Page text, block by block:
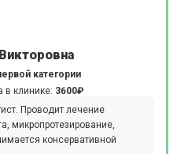
категории
в клинике: 3600₽
Проводит лечение
микропротезирование,
консервативной